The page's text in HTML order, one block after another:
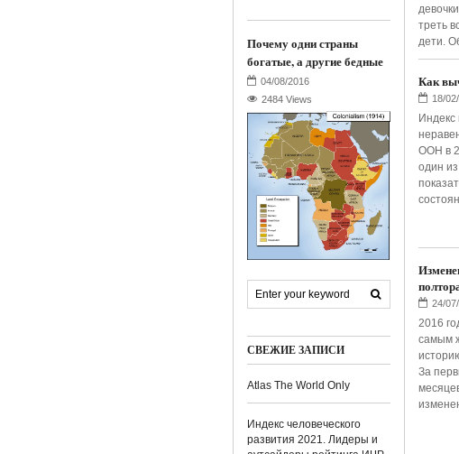
Почему одни страны
богатые, а другие бедные
2484 Views
СВЕЖИЕ ЗАПИСИ
Atlas The World Only
Индекс человеческого
развития 2021. Лидеры и
треть
дети.
Как
Индекс
ООН в
один
2016
самым
За